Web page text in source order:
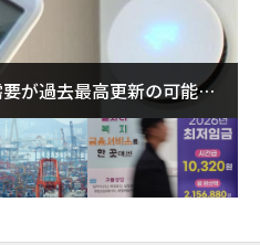
が過去最高更新の可能性